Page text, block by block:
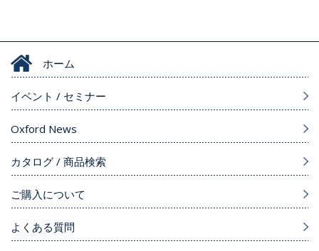
ホーム
イベント / セミナー
Oxford News
カタログ / 商品検索
ご購入について
よくある質問